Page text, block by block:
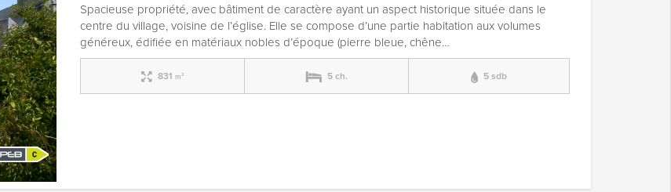
Spacieuse propriété, avec bâtiment de caractère ayant un aspect historique située dans le
centre du village, voisine de l’église. Elle se compose d’une partie habitation aux volumes
généreux, édifiée en matériaux nobles d’époque (pierre bleue, chêne…
831 m² 5 ch. 5 sdb